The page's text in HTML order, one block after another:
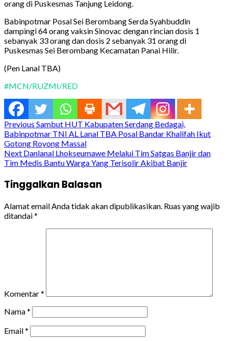
orang di Puskesmas Tanjung Leidong.
Babinpotmar Posal Sei Berombang Serda Syahbuddin
dampingi 64 orang vaksin Sinovac dengan rincian dosis 1
sebanyak 33 orang dan dosis 2 sebanyak 31 orang di
Puskesmas Sei Berombang Kecamatan Panai Hilir.
(Pen Lanal TBA)
#MCN/RUZMI/RED
Continue
Reading
Previous Sambut HUT Kabupaten Serdang Bedagai,
Babinpotmar TNI AL Lanal TBA Posal Bandar Khalifah Ikut
Gotong Royong Massal
Next Danlanal Lhokseumawe Melalui Tim Satgas Banjir dan
Tim Medis Bantu Warga Yang Terisolir Akibat Banjir
Tinggalkan Balasan
Alamat email Anda tidak akan dipublikasikan. Ruas yang wajib
ditandai*
Komentar*
Nama*
Email*